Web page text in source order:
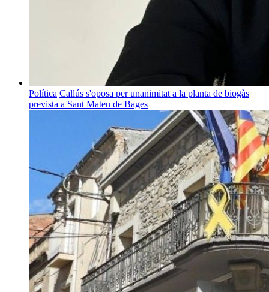
Política Callús s'oposa per unanimitat a la planta de biogàs
prevista a Sant Mateu de Bages